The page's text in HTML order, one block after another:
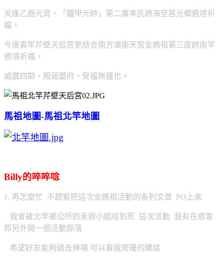
天逢乙酉元宵，「鐵甲元帥」第二廣率民跨海至莒光鄉遶境祈
福。
今庚寅年芹壁天后宮更結合南方澳南天宮金媽祖第三度跨南竿
遶境祈福，
威震四鄰，殿逦盟府，受福無疆也。
馬祖地圖-馬祖北竿地圖
Billy的啐啐唸
1. 再怎麼忙 不趕緊把這次金媽祖活動的系列文章 PO上來
我會被北竿鄉公所的承辦小姐唸到死 這次活動 我有在痞客
邦另外開一個活動部落
希望好友能夠過去捧場 可以看我旁邊的連結